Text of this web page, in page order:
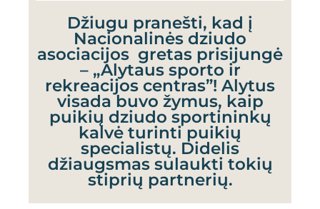
Džiugu pranešti, kad į
Nacionalinės dziudo
asociacijos gretas prisijungė
– „Alytaus sporto ir
rekreacijos centras”! Alytus
visada buvo žymus, kaip
puikių dziudo sportininkų
kalvė turinti puikių
specialistų. Didelis
džiaugsmas sulaukti tokių
stiprių partnerių.